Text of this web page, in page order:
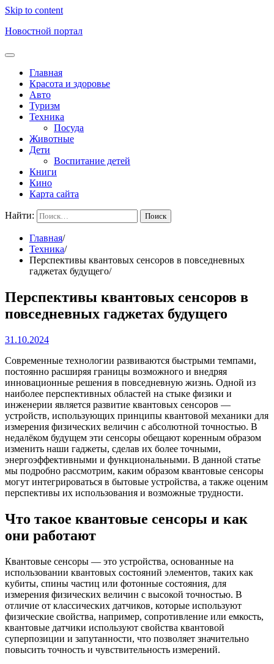
Skip to content
Новостной портал
Главная
Красота и здоровье
Авто
Туризм
Техника
Посуда
Животные
Дети
Воспитание детей
Книги
Кино
Карта сайта
Найти:
Главная
Техника
Перспективы квантовых сенсоров в повседневных
гаджетах будущего
Перспективы квантовых сенсоров в
повседневных гаджетах будущего
31.10.2024
Современные технологии развиваются быстрыми темпами,
постоянно расширяя границы возможного и внедряя
инновационные решения в повседневную жизнь. Одной из
наиболее перспективных областей на стыке физики и
инженерии является развитие квантовых сенсоров —
устройств, использующих принципы квантовой механики для
измерения физических величин с абсолютной точностью. В
недалёком будущем эти сенсоры обещают коренным образом
изменить наши гаджеты, сделав их более точными,
энергоэффективными и функциональными. В данной статье
мы подробно рассмотрим, каким образом квантовые сенсоры
могут интегрироваться в бытовые устройства, а также оценим
перспективы их использования и возможные трудности.
Что такое квантовые сенсоры и как
они работают
Квантовые сенсоры — это устройства, основанные на
использовании квантовых состояний элементов, таких как
кубиты, спины частиц или фотонные состояния, для
измерения физических величин с высокой точностью. В
отличие от классических датчиков, которые используют
физические свойства, например, сопротивление или емкость,
квантовые датчики используют свойства квантовой
суперпозиции и запутанности, что позволяет значительно
повысить точность и чувствительность измерений.